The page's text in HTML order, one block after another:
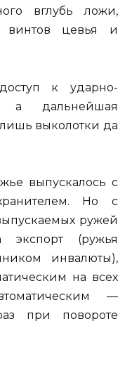
вглубь ложи,
цевья и
к ударно-
а дальнейшая
лишь выколотки да
выпускалось с
Но с
ружей
экспорт (ружья
инвалюты),
на всех
—
при повороте